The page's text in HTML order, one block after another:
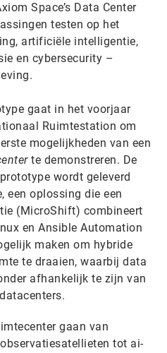
Space’s Data Center
testen op het
artificiële intelligentie,
en cybersecurity –
gaat in het voorjaar
Ruimtestation om
mogelijkheden van een
te demonstreren. De
wordt geleverd
een oplossing die een
(MicroShift) combineert
en Ansible Automation
maken om hybride
te draaien, waarbij data
afhankelijk te zijn van
gaan van
tot ai-